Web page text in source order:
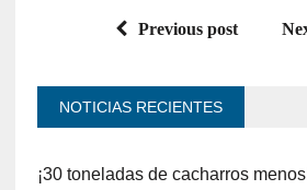
Previous post
NOTICIAS RECIENTES
¡30 toneladas de cacharros